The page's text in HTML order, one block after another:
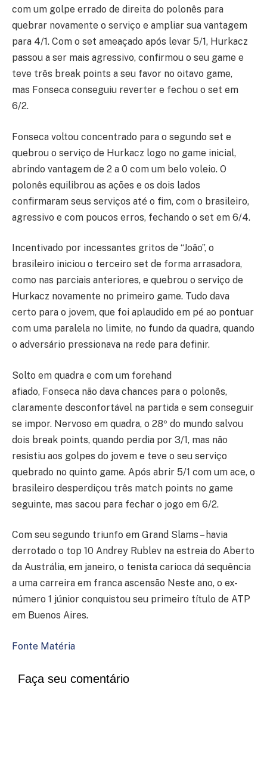
com um golpe errado de direita do polonês para
quebrar novamente o serviço e ampliar sua vantagem
para 4/1. Com o set ameaçado após levar 5/1, Hurkacz
passou a ser mais agressivo, confirmou o seu game e
teve três break points a seu favor no oitavo game,
mas Fonseca conseguiu reverter e fechou o set em
6/2.
Fonseca voltou concentrado para o segundo set e
quebrou o serviço de Hurkacz logo no game inicial,
abrindo vantagem de 2 a 0 com um belo voleio. O
polonês equilibrou as ações e os dois lados
confirmaram seus serviços até o fim, com o brasileiro,
agressivo e com poucos erros, fechando o set em 6/4.
Incentivado por incessantes gritos de “João”, o
brasileiro iniciou o terceiro set de forma arrasadora,
como nas parciais anteriores, e quebrou o serviço de
Hurkacz novamente no primeiro game. Tudo dava
certo para o jovem, que foi aplaudido em pé ao pontuar
com uma paralela no limite, no fundo da quadra, quando
o adversário pressionava na rede para definir.
Solto em quadra e com um forehand
afiado, Fonseca não dava chances para o polonês,
claramente desconfortável na partida e sem conseguir
se impor. Nervoso em quadra, o 28º do mundo salvou
dois break points, quando perdia por 3/1, mas não
resistiu aos golpes do jovem e teve o seu serviço
quebrado no quinto game. Após abrir 5/1 com um ace, o
brasileiro desperdiçou três match points no game
seguinte, mas sacou para fechar o jogo em 6/2.
Com seu segundo triunfo em Grand Slams – havia
derrotado o top 10 Andrey Rublev na estreia do Aberto
da Austrália, em janeiro, o tenista carioca dá sequência
a uma carreira em franca ascensão Neste ano, o ex-
número 1 júnior conquistou seu primeiro título de ATP
em Buenos Aires.
Fonte Matéria
Faça seu comentário